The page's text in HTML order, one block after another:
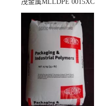
茂金属MLLDPE 0015XC
0019XC 现货